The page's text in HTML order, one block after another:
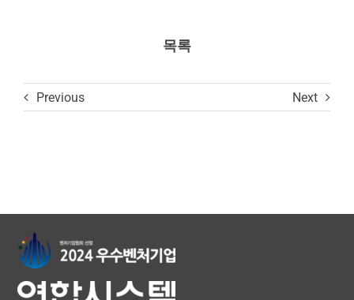
목록
Previous Next